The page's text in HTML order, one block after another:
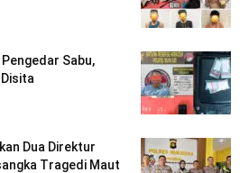
Sabu,
Dua Direktur
Tragedi Maut